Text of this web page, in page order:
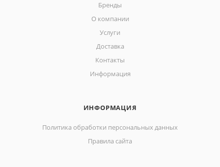
Бренды
О компании
Услуги
Доставка
Контакты
Информация
ИНФОРМАЦИЯ
Политика обработки персональных данных
Правила сайта